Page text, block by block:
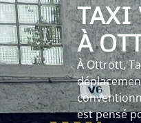
TAXI
À
À Ottrott,
est pensé